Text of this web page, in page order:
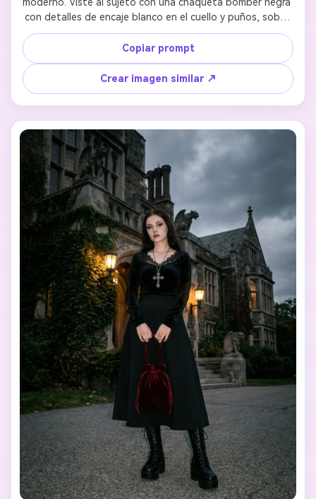
con detalles de encaje blanco en el cuello y puños, sobre
un chaleco blanco y vaqueros claros de talle alto. Añade
una diadema de encaje. Mantén el reconocimiento facial
perfectamente. Fondo: Terraza de café urbano soleado
con luz de mañana resaltando las texturas de crochet.
Copiar prompt
Crear imagen similar ↗